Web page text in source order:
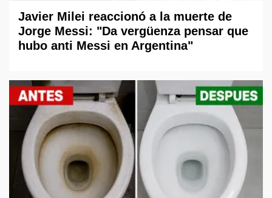
Javier Milei reaccionó a la muerte de
Jorge Messi: "Da vergüenza pensar que
hubo anti Messi en Argentina"